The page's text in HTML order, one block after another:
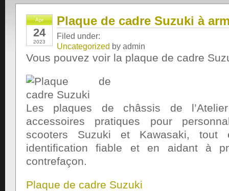
Apr
24
2023
Plaque de cadre Suzuki à
Filed under:
Uncategorized by admin
Vous pouvez voir la plaque de cadre
Les plaques de châssis de
accessoires pratiques pour
scooters Suzuki et Kawasaki, tout
identification fiable et en aidant à
contrefaçon.
Plaque de cadre Suzuki